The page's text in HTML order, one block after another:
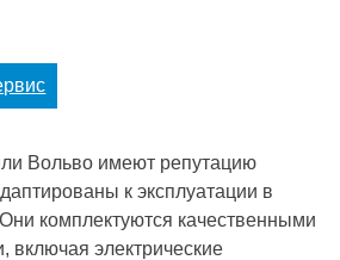
Вольво имеют репутацию
к эксплуатации в
комплектуются качественными
включая электрические